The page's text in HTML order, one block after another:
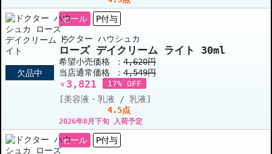
欠品中
セール P付与
ドクター ハウシュカ
ローズ デイクリーム ライト 30ml
希望小売価格 ： 4,620円
当店通常価格 ： 4,549円
￥ 3,821 17% OFF
[美容液・乳液 / 乳液]
4.5点
2026年8月下旬 入荷予定
セール P付与